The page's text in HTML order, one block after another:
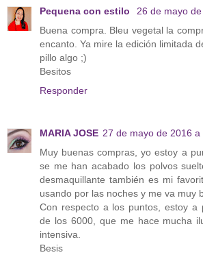
Pequena con estilo
26 de mayo
Buena compra. Bleu vegetal la
encanto. Ya mire la edición limitada
pillo algo ;)
Besitos
Responder
MARIA JOSE 27 de mayo de 2016 a
Muy buenas compras, yo estoy a
se me han acabado los polvos
desmaquillante también es mi
usando por las noches y me va muy
Con respecto a los puntos, estoy a
de los 6000, que me hace mucha
intensiva.
Besis